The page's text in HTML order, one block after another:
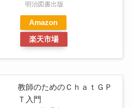
明治図書出版
Amazon
楽天市場
教師のためのＣｈａｔＧＰ
Ｔ入門